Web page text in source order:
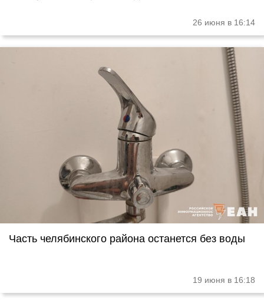
26 июня в 16:14
Часть челябинского района останется без воды
19 июня в 16:18